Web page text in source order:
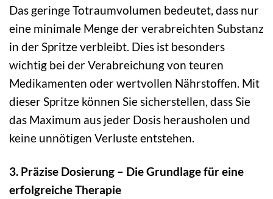
Das geringe Totraumvolumen bedeutet, dass nur
eine minimale Menge der verabreichten Substanz
in der Spritze verbleibt. Dies ist besonders
wichtig bei der Verabreichung von teuren
Medikamenten oder wertvollen Nährstoffen. Mit
dieser Spritze können Sie sicherstellen, dass Sie
das Maximum aus jeder Dosis herausholen und
keine unnötigen Verluste entstehen.
3. Präzise Dosierung – Die Grundlage für eine
erfolgreiche Therapie